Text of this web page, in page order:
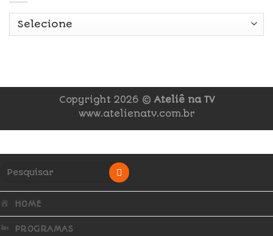
Copyright 2026 © Ateliê na TV
www.atelienatv.com.br
HOME
PROGRAMAS